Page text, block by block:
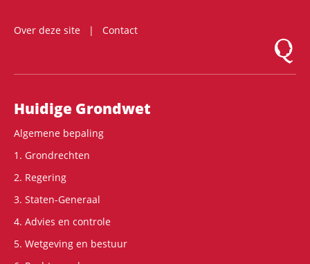
Over deze site
Contact
Logo
Hoofdnavigatie
Huidige Grondwet
Algemene bepaling
1. Grondrechten
2. Regering
3. Staten-Generaal
4. Advies en controle
5. Wetgeving en bestuur